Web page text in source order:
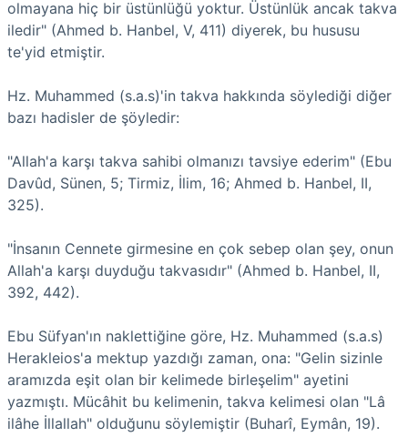
olmayana hiç bir üstünlüğü yoktur. Üstünlük ancak takva
iledir" (Ahmed b. Hanbel, V, 411) diyerek, bu hususu
te'yid etmiştir.
Hz. Muhammed (s.a.s)'in takva hakkında söylediği diğer
bazı hadisler de şöyledir:
"Allah'a karşı takva sahibi olmanızı tavsiye ederim" (Ebu
Davûd, Sünen, 5; Tirmiz, İlim, 16; Ahmed b. Hanbel, II,
325).
"İnsanın Cennete girmesine en çok sebep olan şey, onun
Allah'a karşı duyduğu takvasıdır" (Ahmed b. Hanbel, II,
392, 442).
Ebu Süfyan'ın naklettiğine göre, Hz. Muhammed (s.a.s)
Herakleios'a mektup yazdığı zaman, ona: "Gelin sizinle
aramızda eşit olan bir kelimede birleşelim" ayetini
yazmıştı. Mücâhit bu kelimenin, takva kelimesi olan "Lâ
ilâhe İllallah" olduğunu söylemiştir (Buharî, Eymân, 19).